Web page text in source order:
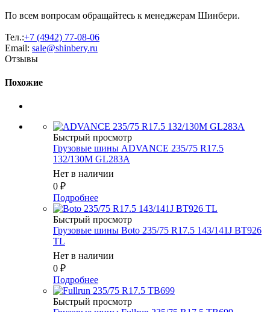
По всем вопросам обращайтесь к менеджерам Шинбери.
Тел.:+7 (4942) 77-08-06
Email: sale@shinbery.ru
Отзывы
Похожие
Быстрый просмотр
Грузовые шины ADVANCE 235/75 R17.5
132/130M GL283A
Нет в наличии
0 ₽
Подробнее
Быстрый просмотр
Грузовые шины Boto 235/75 R17.5 143/141J BT926
TL
Нет в наличии
0 ₽
Подробнее
Быстрый просмотр